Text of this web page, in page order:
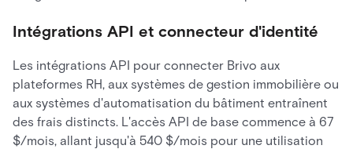
Intégrations API et connecteur d'identité
Les intégrations API pour connecter Brivo aux
plateformes RH, aux systèmes de gestion immobilière ou
aux systèmes d'automatisation du bâtiment entraînent
des frais distincts. L'accès API de base commence à 67
$/mois, allant jusqu'à 540 $/mois pour une utilisation